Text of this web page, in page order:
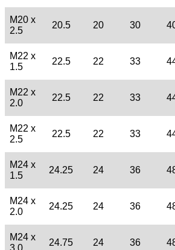
M20 x
2.5
20.5 20 30
M22 x
1.5
22.5 22 33
M22 x
2.0
22.5 22 33
M22 x
2.5
22.5 22 33
M24 x
1.5
24.25 24 36
M24 x
2.0
24.25 24 36
M24 x
3.0
24.75 24 36